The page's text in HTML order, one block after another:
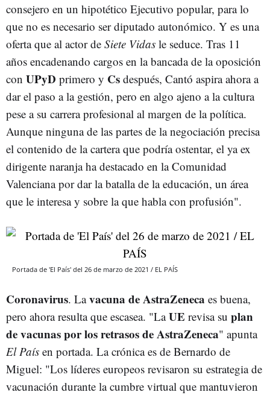
consejero en un hipotético Ejecutivo popular, para lo
que no es necesario ser diputado autonómico. Y es una
oferta que al actor de Siete Vidas le seduce. Tras 11
años encadenando cargos en la bancada de la oposición
con UPyD primero y Cs después, Cantó aspira ahora a
dar el paso a la gestión, pero en algo ajeno a la cultura
pese a su carrera profesional al margen de la política.
Aunque ninguna de las partes de la negociación precisa
el contenido de la cartera que podría ostentar, el ya ex
dirigente naranja ha destacado en la Comunidad
Valenciana por dar la batalla de la educación, un área
que le interesa y sobre la que habla con profusión".
Portada de 'El País' del 26 de marzo de 2021 / EL PAÍS
Coronavirus. Lavacuna de AstraZeneca es buena,
pero ahora resulta que escasea. "LaUE revisa su plan
de vacunas por los retrasos de AstraZeneca" apunta
El País en portada. La crónica es de Bernardo de
Miguel: "Los líderes europeos revisaron su estrategia de
vacunación durante la cumbre virtual que mantuvieron